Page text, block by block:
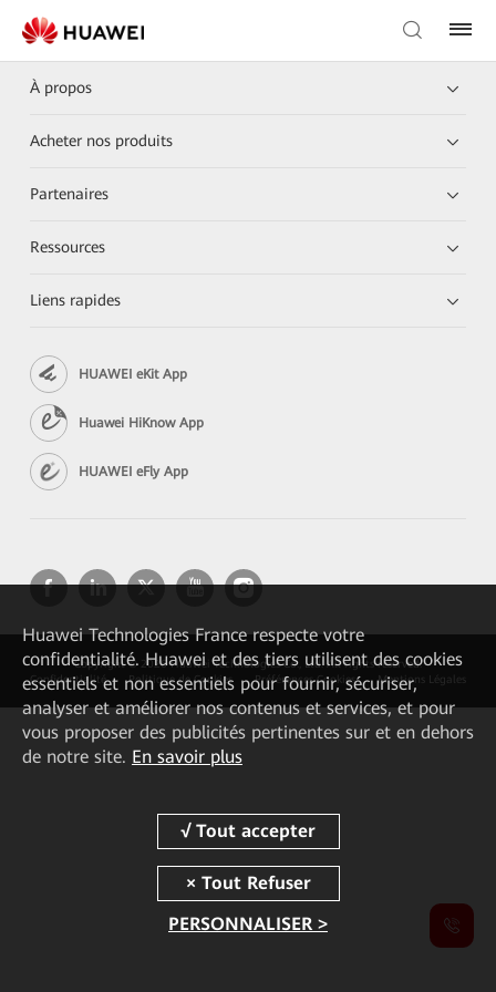
À propos
Acheter nos produits
Partenaires
Ressources
Liens rapides
HUAWEI eKit App
Huawei HiKnow App
HUAWEI eFly App
Copyright © 2026 Huawei Technologies Co., Ltd. All rights reserved.
Confidentialité
Politique de Cookies Préférences Cookies Mentions Légales
Huawei Technologies Francerespecte votre
confidentialité. Huawei et des tiers utilisent des cookies
essentiels et non essentiels pour fournir, sécuriser,
analyser et améliorer nos contenus et services, et pour
vous proposer des publicités pertinentes sur et en dehors
de notre site. En savoir plus
PERSONNALISER >